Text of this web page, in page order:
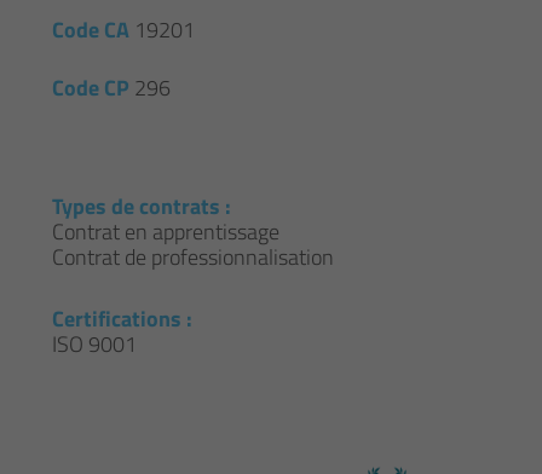
Code CA 19201
Code CP 296
Types de contrats :
Contrat en apprentissage
Contrat de professionnalisation
Certifications :
ISO 9001